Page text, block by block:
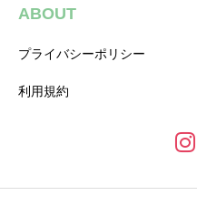
ABOUT
プライバシーポリシー
利用規約